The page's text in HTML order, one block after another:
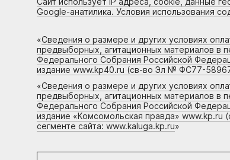
Google-анатилика. Условия использования
«Сведения о размере и других условиях
предвыборных, агитационных материалов в
Федерального Собрания Российской
издание www.kp40.ru (св-во Эл № ФС77-58967
«Сведения о размере и других условиях
предвыборных, агитационных материалов в
Федерального Собрания Российской
издание «Комсомольская правда»
сегменте сайта: www.kaluga.kp.ru»